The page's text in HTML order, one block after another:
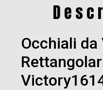
Occhiali da